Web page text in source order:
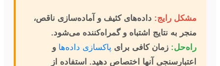
مشکل رایج: داده‌های کثیف و آماده‌سازی ناقص،
منجر به نتایج اشتباه و گمراه‌کننده می‌شود.
راه‌حل: زمان کافی برای پاکسازی داده‌ها و
اعتبارسنجی آنها اختصاص دهید. استفاده از